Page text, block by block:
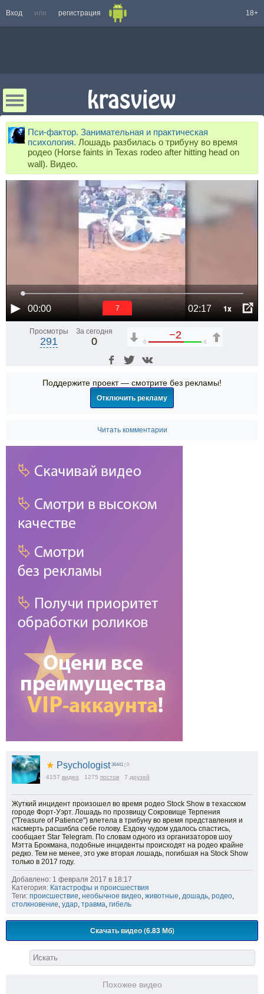
Вход или регистрация 18+
Пси-фактор. Занимательная и практическая
психология. Лошадь разбилась о трибуну во время
родео (Horse faints in Texas rodeo after hitting head on
wall). Видео.
00:00 02:17 1x
6
Просмотры
291
За сегодня
0
−2
6 4
Поддержите проект — смотрите без рекламы!
Отключить рекламу
Читать комментарии
★ Psychologist 36441 | 0
4157 видео 1275 постов 7 друзей
Жуткий инцидент произошел во время родео Stock Show в техасском
городе Форт-Уэрт. Лошадь по прозвищу Сокровище Терпения
("Treasure of Patience") влетела в трибуну во время представления и
насмерть расшибла себе голову. Ездоку чудом удалось спастись,
сообщает Star Telegram. По словам одного из организаторов шоу
Мэтта Брокмана, подобные инциденты происходят на родео крайне
редко. Тем не менее, это уже вторая лошадь, погибшая на Stock Show
только в 2017 году.
Добавлено: 1 февраля 2017 в 18:17
Категория: Катастрофы и происшествия
Теги: происшествие, необычное видео, животные, дошадь, родео,
столкновение, удар, травма, гибель
Скачать видео (6.83 Мб)
Похожее видео